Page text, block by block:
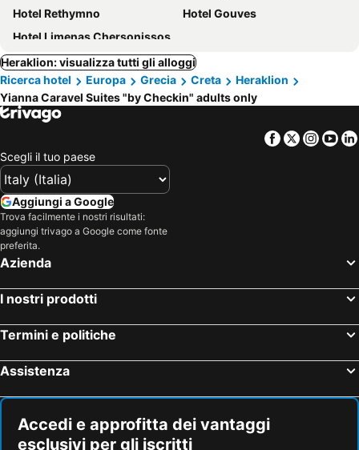
Hotel Rethymno
Hotel Gouves
Hotel Limenas Chersonissos
Heraklion: visualizza tutti gli alloggi
Ricerca hotel
Europa Grecia Creta
Heraklion
Yianna Caravel Suites "by Checkin" adults only
Facebook
Twitter
Scegli il tuo paese
Aggiungi a Google
Trova facilmente i nostri risultati:
aggiungi trivago a Google come fonte
preferita.
Azienda
I nostri prodotti
Termini e politiche
Assistenza
Accedi e approfitta dei vantaggi
esclusivi per gli iscritti